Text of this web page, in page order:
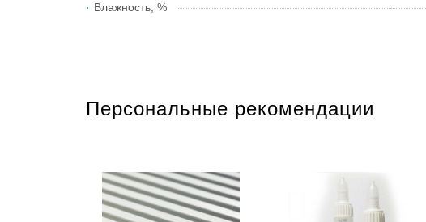
Влажность, %
Персональные рекомендации